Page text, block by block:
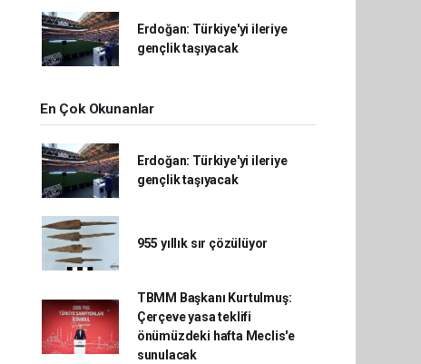
Erdoğan: Türkiye'yi ileriye
gençlik taşıyacak
En Çok Okunanlar
Erdoğan: Türkiye'yi ileriye
gençlik taşıyacak
955 yıllık sır çözülüyor
TBMM Başkanı Kurtulmuş:
Çerçeve yasa teklifi
önümüzdeki hafta Meclis'e
sunulacak